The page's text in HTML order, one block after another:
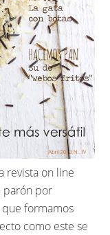
revista on line
parón por
formamos
como este se